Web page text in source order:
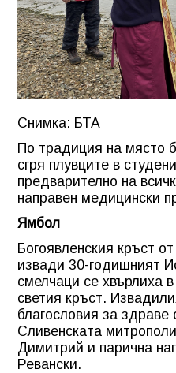
Снимка: БТА
По традиция на място
сгря плувците в
предварително на
направен медицински
Ямбол
Богоявленския кръст
извади 30-годишният
смелчаци се хвърлиха
светия кръст.
благословия за здраве
Сливенската
Димитрий и парична
Ревански.